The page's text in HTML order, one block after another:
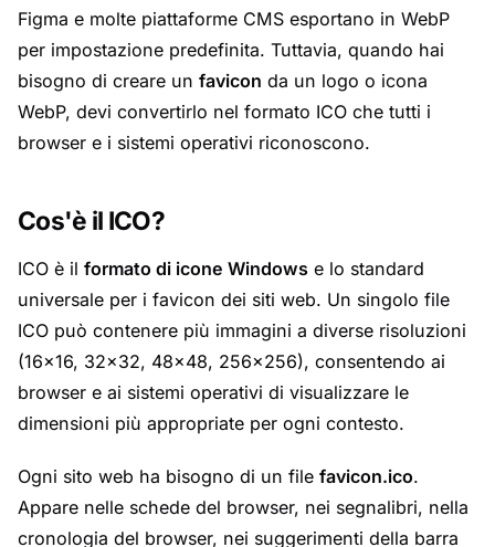
Figma e molte piattaforme CMS esportano in WebP
per impostazione predefinita. Tuttavia, quando hai
bisogno di creare un favicon da un logo o icona
WebP, devi convertirlo nel formato ICO che tutti i
browser e i sistemi operativi riconoscono.
Cos'è il ICO?
ICO è il formato di icone Windows e lo standard
universale per i favicon dei siti web. Un singolo file
ICO può contenere più immagini a diverse risoluzioni
(16×16, 32×32, 48×48, 256×256), consentendo ai
browser e ai sistemi operativi di visualizzare le
dimensioni più appropriate per ogni contesto.
Ogni sito web ha bisogno di un file favicon.ico.
Appare nelle schede del browser, nei segnalibri, nella
cronologia del browser, nei suggerimenti della barra